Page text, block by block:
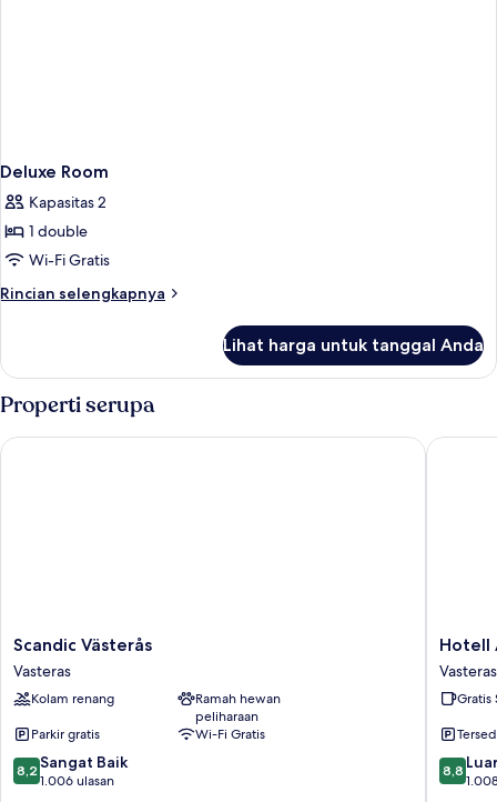
Deluxe Room
Kapasitas 2
1 double
Wi-Fi Gratis
Rincian selengkapnya
Rincian
Deluxe
Room
Lihat harga untuk tanggal Anda
Properti serupa
Scandic
Västerås
Vasteras
Scandic Västerås
Vasteras
Kolam renang
Ramah hewan
peliharaan
Parkir gratis
Wi-Fi Gratis
8.2
dari
8,2 Sangat Baik
1.006 ulasan
Scandic Västerås
Hotell
Arkad
Vasteras
Hotell
Vasteras
Gratis
8.8
dari
8,8
Hotell